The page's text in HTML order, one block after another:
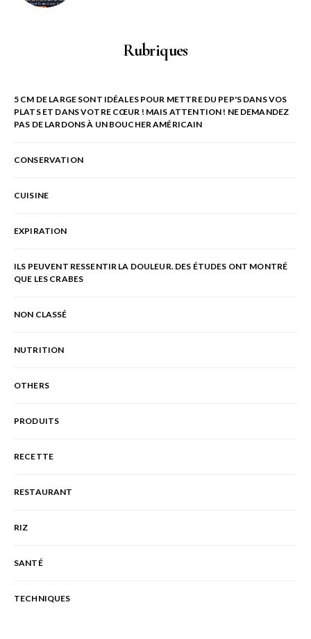
Rubriques
5 CM DE LARGE SONT IDÉALES POUR METTRE DU PEP'S DANS VOS
PLATS ET DANS VOTRE CŒUR ! MAIS ATTENTION ! NE DEMANDEZ
PAS DE LARDONS À UN BOUCHER AMÉRICAIN
CONSERVATION
CUISINE
EXPIRATION
ILS PEUVENT RESSENTIR LA DOULEUR. DES ÉTUDES ONT MONTRÉ
QUE LES CRABES
NON CLASSÉ
NUTRITION
OTHERS
PRODUITS
RECETTE
RESTAURANT
RIZ
SANTÉ
TECHNIQUES